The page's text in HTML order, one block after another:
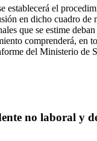
establecerá el
en dicho cuadro de
que se estime
comprenderá, en
del Ministerio de
no laboral y